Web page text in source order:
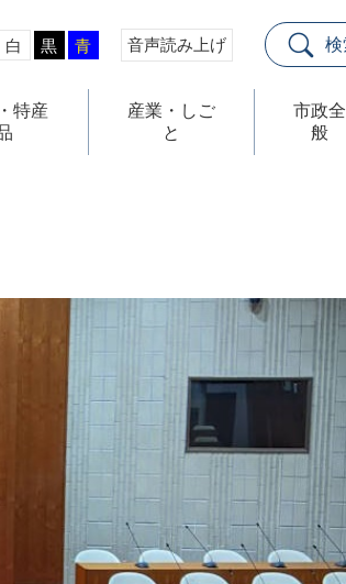
白 黒 青 音声読み上げ 検
特産
産業・しご
と
市政全
般